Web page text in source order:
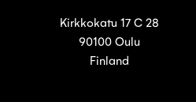
Kirkkokatu 17 C 28
90100 Oulu
Finland